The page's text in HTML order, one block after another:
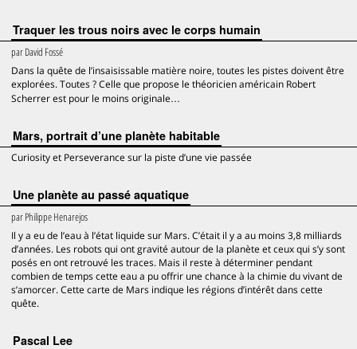
Traquer les trous noirs avec le corps humain
parDavid Fossé
Dans la quête de l’insaisissable matière noire, toutes les pistes doivent être
explorées. Toutes ? Celle que propose le théoricien américain Robert
Scherrer est pour le moins originale…
Mars, portrait d’une planète habitable
Curiosity et Perseverance sur la piste d’une vie passée
Une planète au passé aquatique
parPhilippe Henarejos
Il y a eu de l’eau à l’état liquide sur Mars. C’était il y a au moins 3,8 milliards
d’années. Les robots qui ont gravité autour de la planète et ceux qui s’y sont
posés en ont retrouvé les traces. Mais il reste à déterminer pendant
combien de temps cette eau a pu offrir une chance à la chimie du vivant de
s’amorcer. Cette carte de Mars indique les régions d’intérêt dans cette
quête.
Pascal Lee